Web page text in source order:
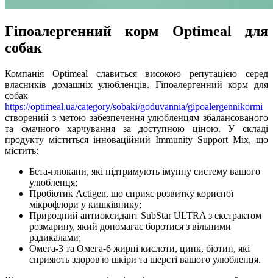
Гіпоалергенний корм Optimeal для
собак
Компанія Optimeal славиться високою репутацією серед
власників домашніх улюбленців. Гіпоалергенний корм для
собак
https://optimeal.ua/category/sobaki/goduvannia/gipoalergennikormi
створений з метою забезпечення улюбленцям збалансованого
та смачного харчування за доступною ціною. У складі
продукту міститься інноваційний Immunity Support Mix, що
містить:
Бета-глюкани, які підтримують імунну систему вашого
улюбленця;
Пробіотик Actigen, що сприяє розвитку корисної
мікрофлори у кишківнику;
Природний антиоксидант SubStar ULTRA з екстрактом
розмарину, який допомагає боротися з вільними
радикалами;
Омега-3 та Омега-6 жирні кислоти, цинк, біотин, які
сприяють здоров'ю шкіри та шерсті вашого улюбленця.